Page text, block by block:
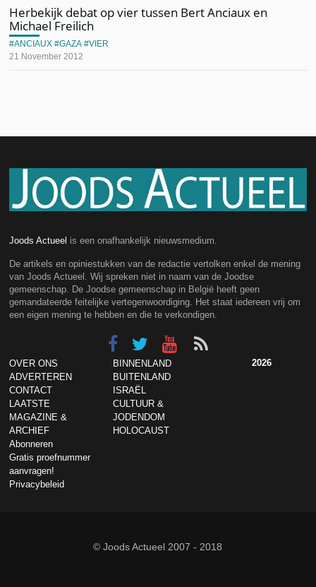
Herbekijk debat op vier tussen Bert Anciaux en
Michael Freilich
21 November 2012
ANCIAUX GAZA VIER
Joods Actueel is een onafhankelijk nieuwsmedium.
De artikels en opiniestukken van de redactie vertolken enkel de mening
van Joods Actueel. Wij spreken niet in naam van de Joodse
gemeenschap. De Joodse gemeenschap in België heeft geen
gemandateerde feitelijke vertegenwoordiging. Het staat iedereen vrij om
een eigen mening te hebben en die te verkondigen.
OVER ONS
ADVERTEREN
CONTACT
LAATSTE
MAGAZINE &
ARCHIEF
Abonneren
Gratis proefnummer
aanvragen!
Privacybeleid
BINNENLAND
BUITENLAND
ISRAËL
CULTUUR &
JODENDOM
HOLOCAUST
2026
© Joods Actueel 2007 - 2018